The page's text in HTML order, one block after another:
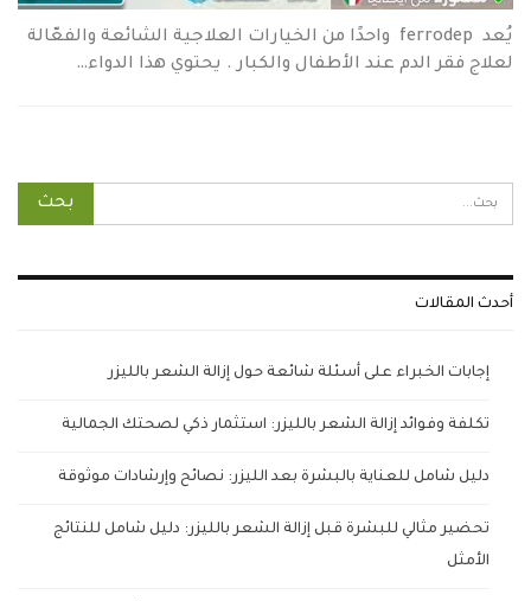
يُعد ferrodep واحدًا من الخيارات العلاجية الشائعة والفعّالة
لعلاج فقر الدم عند الأطفال والكبار . يحتوي هذا الدواء…
أحدث المقالات
إجابات الخبراء على أسئلة شائعة حول إزالة الشعر بالليزر
تكلفة وفوائد إزالة الشعر بالليزر: استثمار ذكي لصحتك الجمالية
دليل شامل للعناية بالبشرة بعد الليزر: نصائح وإرشادات موثوقة
تحضير مثالي للبشرة قبل إزالة الشعر بالليزر: دليل شامل للنتائج
الأمثل